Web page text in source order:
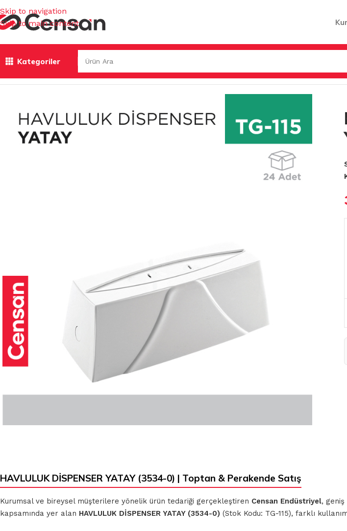
Skip to navigation
Skip to main content
Kategoriler
TEMİZLİK BEZLERİ
TEMİZLİK GEREÇLERİ/DİSPENSERLER/KAĞIT HAVLU DİSPENSERLERİ/
HAVLULUK DİSPENSER YATAY (3534-0) | Toptan & Perakende Satış
Kurumsal ve bireysel müşterilere yönelik ürün tedariği gerçekleştiren Censan Endüstriyel,
kapsamında yer alan HAVLULUK DİSPENSER YATAY (3534-0) (Stok Kodu: TG-115), farklı